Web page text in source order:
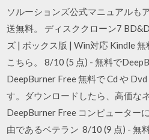
ソルーションズ公式マニュアルも
送無料。 ディスククローン7
ズ | ボックス版 | Win対応 Kindle
こちら。 8/10 (5 点) - 無料で
DeepBurner Free 無料で Cd や
す。ダウンロードしたら、高価な
DeepBurner Free コンピューター
由であるベテラン 8/10 (9 点) - 無